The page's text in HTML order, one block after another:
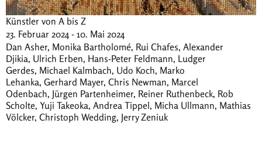
Künstler von A bis Z
23. Februar 2024 - 10. Mai 2024
Dan Asher, Monika Bartholomé, Rui Chafes, Alexander
Djikia, Ulrich Erben, Hans-Peter Feldmann, Ludger
Gerdes, Michael Kalmbach, Udo Koch, Marko
Lehanka, Gerhard Mayer, Chris Newman, Marcel
Odenbach, Jürgen Partenheimer, Reiner Ruthenbeck, Rob
Scholte, Yuji Takeoka, Andrea Tippel, Micha Ullmann, Mathias
Völcker, Christoph Wedding, Jerry Zeniuk